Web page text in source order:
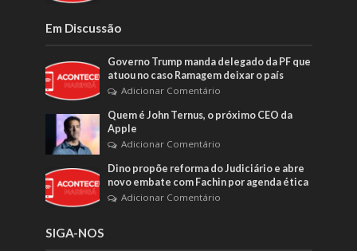
Em Discussão
Governo Trump manda delegado da PF que
atuou no caso Ramagem deixar o país
Adicionar Comentário
Quem é John Ternus, o próximo CEO da
Apple
Adicionar Comentário
Dino propõe reforma do Judiciário e abre
novo embate com Fachin por agenda ética
Adicionar Comentário
SIGA-NOS